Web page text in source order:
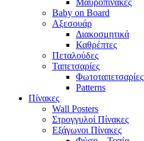
Μαυροπίνακες
Baby on Board
Αξεσουάρ
Διακοσμητικά
Καθρέπτες
Πεταλούδες
Ταπετσαρίες
Φωτοταπετσαρίες
Patterns
Πίνακες
Wall Posters
Στρογγυλοί Πίνακες
Εξάγωνοι Πίνακες